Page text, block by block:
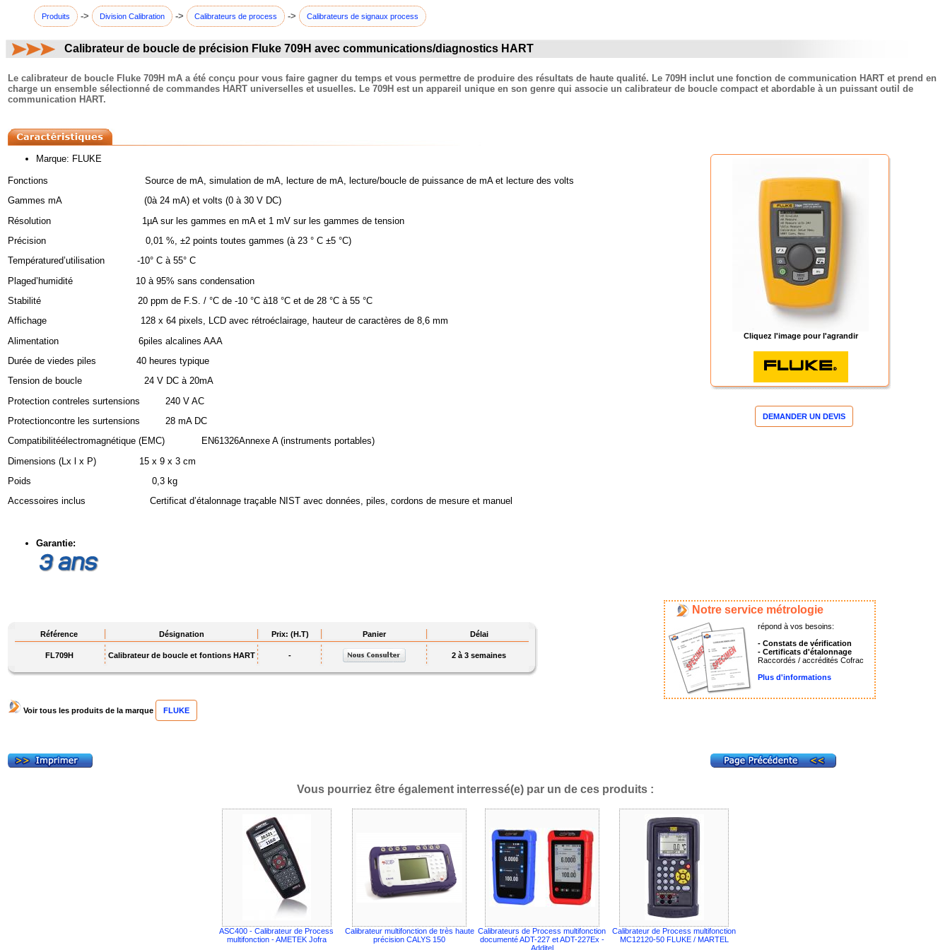
Produits -> Division Calibration -> Calibrateurs de process -> Calibrateurs de signaux process
Calibrateur de boucle de précision Fluke 709H avec communications/diagnostics HART
Le calibrateur de boucle Fluke 709H mA a été conçu pour vous faire gagner du temps et vous permettre de produire des résultats de haute qualité. Le 709H inclut une fonction de communication HART et prend en
charge un ensemble sélectionné de commandes HART universelles et usuelles. Le 709H est un appareil unique en son genre qui associe un calibrateur de boucle compact et abordable à un puissant outil de
communication HART.
Cliquez l'image pour l'agrandir
DEMANDER UN DEVIS
Marque: FLUKE
Fonctions Source de mA, simulation de mA, lecture de mA, lecture/boucle de puissance de mA et lecture des volts
Gammes mA (0à 24 mA) et volts (0 à 30 V DC)
Résolution 1µA sur les gammes en mA et 1 mV sur les gammes de tension
Précision 0,01 %, ±2 points toutes gammes (à 23 ° C ±5 °C)
Températured’utilisation -10° C à 55° C
Plaged’humidité 10 à 95% sans condensation
Stabilité 20 ppm de F.S. / °C de -10 °C à18 °C et de 28 °C à 55 °C
Affichage 128 x 64 pixels, LCD avec rétroéclairage, hauteur de caractères de 8,6 mm
Alimentation 6piles alcalines AAA
Durée de viedes piles 40 heures typique
Tension de boucle 24 V DC à 20mA
Protection contreles surtensions 240 V AC
Protectioncontre les surtensions 28 mA DC
Compatibilitéélectromagnétique (EMC) EN61326Annexe A (instruments portables)
Dimensions (Lx l x P) 15 x 9 x 3 cm
Poids 0,3 kg
Accessoires inclus Certificat d’étalonnage traçable NIST avec données, piles, cordons de mesure et manuel
Garantie:
Notre service métrologie
répond à vos besoins:
- Constats de vérification
- Certificats d'étalonnage
Raccordés / accrédités Cofrac
Plus d'informations
Référence Désignation Prix: (H.T) Panier Délai
FL709H Calibrateur de boucle et fontions HART - 2 à 3 semaines
Voir tous les produits de la marque FLUKE
Vous pourriez être également interressé(e) par un de ces produits :
ASC400 - Calibrateur de Process
multifonction - AMETEK Jofra
Calibrateur multifonction de très haute
précision CALYS 150
Calibrateurs de Process multifonction
documenté ADT-227 et ADT-227Ex -
Additel
Calibrateur de Process multifonction
MC12120-50 FLUKE / MARTEL